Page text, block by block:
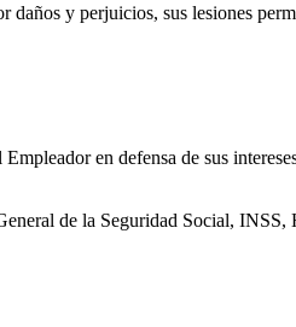
y perjuicios, sus lesiones
en defensa de sus
de la Seguridad Social,